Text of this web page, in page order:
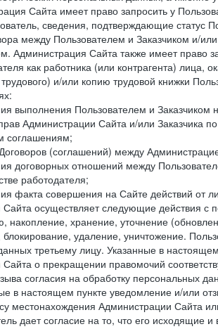
Сайта имеет право запросить у
сведения, подтверждающие статус
между Пользователем и Заказчиком и/
Администрация Сайта также имеет право
как работника (или контрагента)
и/или копию трудовой книжки
выполнения Пользователем и Заказчиком
Администрации Сайта и/или Заказчика
соглашениям;
(соглашений) между
договорных отношений между
работодателя;
факта совершения на Сайте действий от
осуществляет следующие действия с
накопление, хранение, уточнение
удаление, уничтожение.
третьему лицу. Указанные в
о прекращении правомочий
согласия на обработку персональных
в настоящем пункте уведомление и/или
местонахождения Администрации Сайта
дает согласие на то, что его исходящие